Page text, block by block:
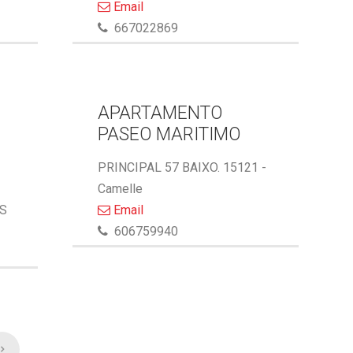
Email
667022869
APARTAMENTO
PASEO MARITIMO
PRINCIPAL 57 BAIXO. 15121 -
Camelle
Email
606759940